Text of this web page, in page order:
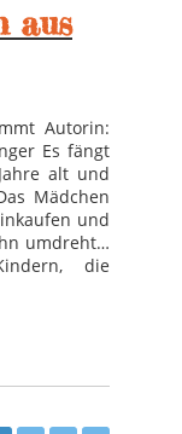
aus
Autorin:
Es fängt
alt und
Mädchen
und
umdreht…
die